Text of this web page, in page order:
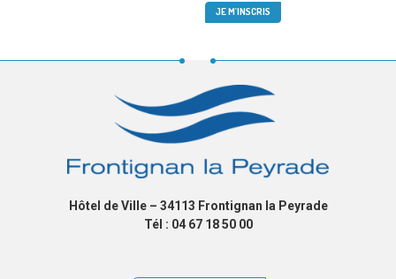
Hôtel de Ville – 34113 Frontignan la Peyrade
Tél : 04 67 18 50 00